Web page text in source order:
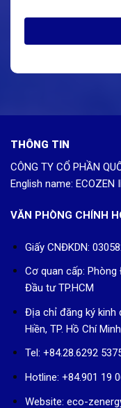
THÔNG TIN
CÔNG TY CỔ PHẦN
English name: ECOZEN
VĂN PHÒNG CHÍNH
Giấy CNĐKDN:
Cơ quan cấp:
Đầu tư TP.HCM
Địa chỉ đăng ký kinh
Hiền, TP. Hồ Chí
Tel: +84.28.6292
Hotline: +84.901 19
Website: eco-